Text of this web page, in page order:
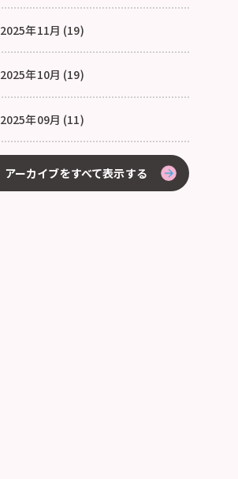
2025年11月 (19)
2025年10月 (19)
2025年09月 (11)
アーカイブをすべて表示する